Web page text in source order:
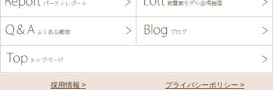
採用情報 > プライバシーポリシー >